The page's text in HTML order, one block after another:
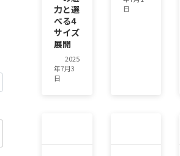
力と選
べる4
サイズ
展開
2025
年7月3
日
日